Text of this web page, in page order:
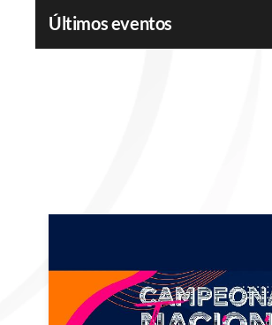
Últimos eventos